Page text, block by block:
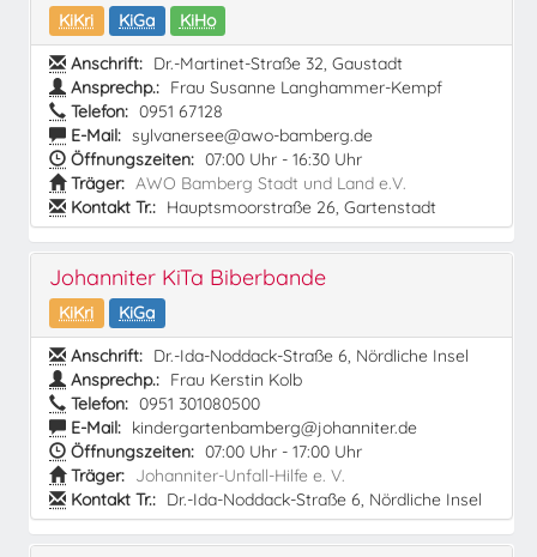
KiKri KiGa
KiHo
Anschrift: Dr.-Martinet-Straße 32, Gaustadt
Ansprechp.: Frau Susanne Langhammer-Kempf
Telefon: 0951 67128
E-Mail: sylvanersee@awo-bamberg.de
Öffnungszeiten: 07:00 Uhr - 16:30 Uhr
Träger: AWO Bamberg Stadt und Land e.V.
Kontakt Tr.: Hauptsmoorstraße 26, Gartenstadt
Johanniter KiTa Biberbande
KiKri
KiGa
Anschrift: Dr.-Ida-Noddack-Straße 6, Nördliche Insel
Ansprechp.: Frau Kerstin Kolb
Telefon: 0951 301080500
E-Mail: kindergartenbamberg@johanniter.de
Öffnungszeiten: 07:00 Uhr - 17:00 Uhr
Träger: Johanniter-Unfall-Hilfe e. V.
Kontakt Tr.: Dr.-Ida-Noddack-Straße 6, Nördliche Insel